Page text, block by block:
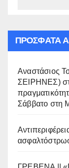
ΠΡΌΣΦΑΤΑ
Αναστάσιος
ΣΕΙΡΗΝΕΣ)
Σάββατο στη